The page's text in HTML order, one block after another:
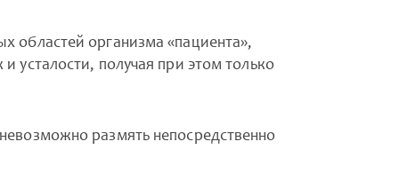
областей организма «пациента»,
усталости, получая при этом только
размять непосредственно